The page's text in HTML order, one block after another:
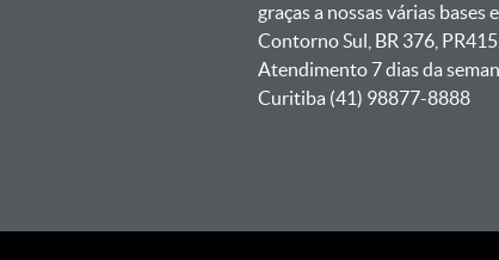
graças a nossas várias
Contorno Sul, BR 376,
Atendimento 7 dias da
Curitiba (41) 98877-8888